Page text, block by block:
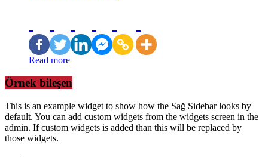
Read more
Örnek bileşen
This is an example widget to show how the Sağ Sidebar looks by
default. You can add custom widgets from the widgets screen in the
admin. If custom widgets is added than this will be replaced by
those widgets.